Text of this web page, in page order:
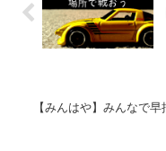
【みんはや】みんなで